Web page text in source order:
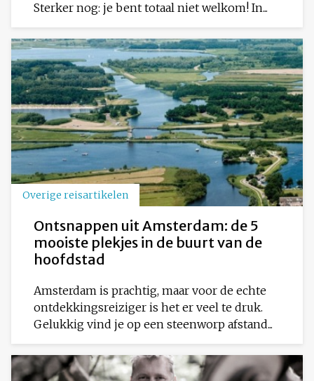
Sterker nog: je bent totaal niet welkom! In...
Overige reisartikelen
Ontsnappen uit Amsterdam: de 5
mooiste plekjes in de buurt van de
hoofdstad
Amsterdam is prachtig, maar voor de echte
ontdekkingsreiziger is het er veel te druk.
Gelukkig vind je op een steenworp afstand...